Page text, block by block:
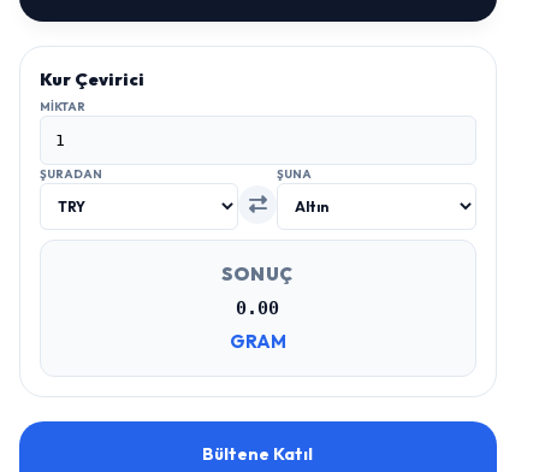
Kur Çevirici
MIKTAR
ŞURADAN ŞUNA
SONUÇ
0.00
GRAM
Bültene Katıl